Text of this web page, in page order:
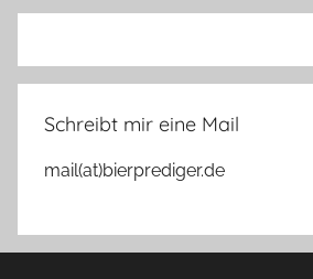
Schreibt mir eine Mail
mail(at)bierprediger.de